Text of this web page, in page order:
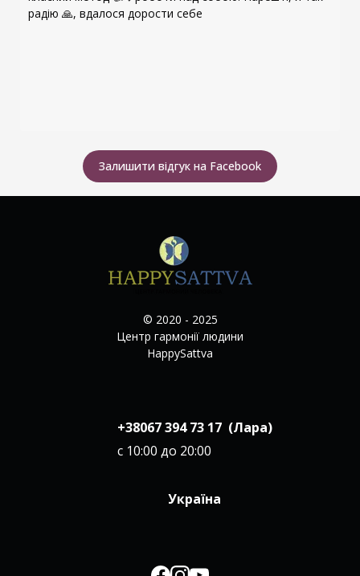
радію 🙏, вдалося дорости себе
Залишити відгук на Facebook
© 2020 - 2025
Центр гармонії людини
HappySattva
+38067 394 73 17 (Лара)
с 10:00 до 20:00
Україна